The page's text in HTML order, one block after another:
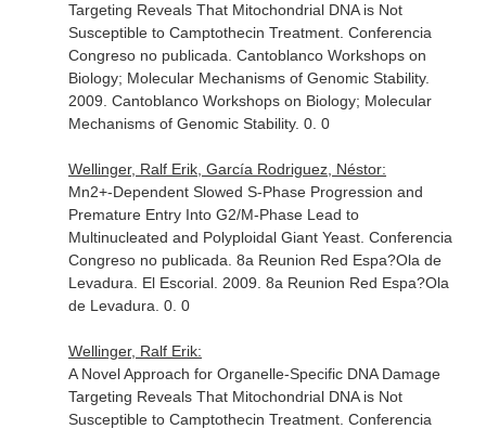
Targeting Reveals That Mitochondrial DNA is Not
Susceptible to Camptothecin Treatment. Conferencia
Congreso no publicada. Cantoblanco Workshops on
Biology; Molecular Mechanisms of Genomic Stability.
2009. Cantoblanco Workshops on Biology; Molecular
Mechanisms of Genomic Stability. 0. 0
Wellinger, Ralf Erik, García Rodriguez, Néstor:
Mn2+-Dependent Slowed S-Phase Progression and
Premature Entry Into G2/M-Phase Lead to
Multinucleated and Polyploidal Giant Yeast. Conferencia
Congreso no publicada. 8a Reunion Red Espa?Ola de
Levadura. El Escorial. 2009. 8a Reunion Red Espa?Ola
de Levadura. 0. 0
Wellinger, Ralf Erik:
A Novel Approach for Organelle-Specific DNA Damage
Targeting Reveals That Mitochondrial DNA is Not
Susceptible to Camptothecin Treatment. Conferencia